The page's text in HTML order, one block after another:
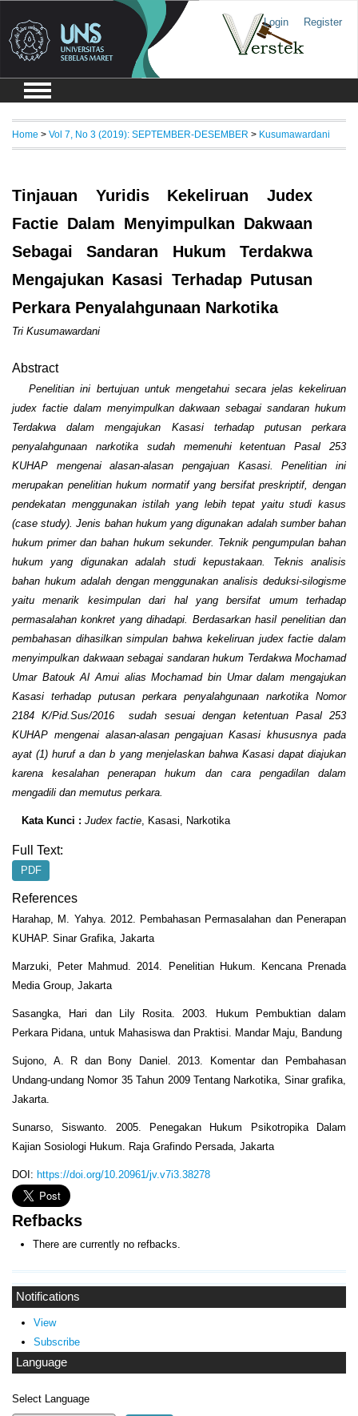
Login Register
Notifications
View
Subscribe
Language
Select Language
Home > Vol 7, No 3 (2019): SEPTEMBER-DESEMBER > Kusumawardani
Tinjauan Yuridis Kekeliruan Judex
Factie Dalam Menyimpulkan Dakwaan
Sebagai Sandaran Hukum Terdakwa
Mengajukan Kasasi Terhadap Putusan
Perkara Penyalahgunaan Narkotika
Tri Kusumawardani
Abstract
Penelitian ini bertujuan untuk mengetahui secara jelas kekeliruan
judex factie dalam menyimpulkan dakwaan sebagai sandaran hukum
Terdakwa dalam mengajukan Kasasi terhadap putusan perkara
penyalahgunaan narkotika sudah memenuhi ketentuan Pasal 253
KUHAP mengenai alasan-alasan pengajuan Kasasi.
Penelitian ini
merupakan penelitian hukum normatif yang bersifat preskriptif, dengan
pendekatan menggunakan istilah yang lebih tepat yaitu studi kasus
(case study). Jenis bahan hukum yang digunakan adalah sumber bahan
hukum primer dan bahan hukum sekunder. Teknik pengumpulan bahan
hukum yang digunakan adalah studi kepustakaan. Teknis analisis
bahan hukum adalah dengan menggunakan analisis deduksi-silogisme
yaitu menarik kesimpulan dari hal yang bersifat umum terhadap
permasalahan konkret yang dihadapi. Berdasarkan hasil penelitian dan
pembahasan dihasilkan simpulan bahwa kekeliruan judex factie dalam
menyimpulkan dakwaan sebagai sandaran hukum Terdakwa Mochamad
Umar Batouk Al Amui alias Mochamad bin Umar dalam mengajukan
Kasasi terhadap putusan perkara penyalahgunaan narkotika Nomor
2184 K/Pid.Sus/2016 sudah sesuai dengan ketentuan Pasal 253
KUHAP mengenai alasan-alasan pengajuan Kasasi khususnya pada
ayat (1) huruf a dan b yang menjelaskan bahwa Kasasi dapat diajukan
karena kesalahan penerapan hukum dan cara pengadilan dalam
mengadili dan memutus perkara.
Kata Kunci : Judex factie, Kasasi, Narkotika
Full Text:
PDF
References
Harahap, M. Yahya. 2012. Pembahasan Permasalahan dan Penerapan
KUHAP. Sinar Grafika, Jakarta
Marzuki, Peter Mahmud. 2014. Penelitian Hukum. Kencana Prenada
Media Group, Jakarta
Sasangka, Hari dan Lily Rosita. 2003. Hukum Pembuktian dalam
Perkara Pidana, untuk Mahasiswa dan Praktisi. Mandar Maju, Bandung
Sujono, A. R dan Bony Daniel. 2013. Komentar dan Pembahasan
Undang-undang Nomor 35 Tahun 2009 Tentang Narkotika, Sinar grafika,
Jakarta.
Sunarso, Siswanto. 2005. Penegakan Hukum Psikotropika Dalam
Kajian Sosiologi Hukum. Raja Grafindo Persada, Jakarta
DOI: https://doi.org/10.20961/jv.v7i3.38278
Refbacks
There are currently no refbacks.